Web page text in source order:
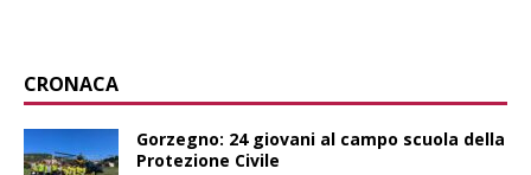
CRONACA
Gorzegno: 24 giovani al campo scuola della
Protezione Civile